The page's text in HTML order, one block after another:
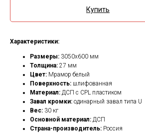
Купить
Характеристики:
Размеры: 3050х600 мм
Толщина: 27 мм
Цвет: Мрамор белый
Поверхность: шлифованная
Материал: ДСП с CPL пластиком
Завал кромки: одинарный завал типа U
Вес: 30 кг
Основной материал: ДСП
Страна-производитель: Россия